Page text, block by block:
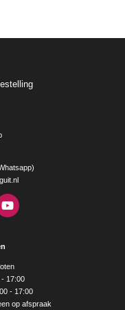
Y
o
e
- 17:00
- 17:00
op afspraak